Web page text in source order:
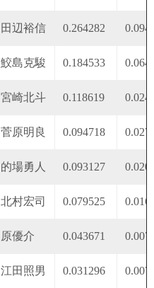
田辺裕信 0.264282
鮫島克駿 0.184533
宮崎北斗 0.118619
菅原明良 0.094718
的場勇人 0.093127
北村宏司 0.079525
原優介 0.043671
江田照男 0.031296